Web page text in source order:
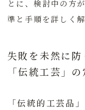
とに、検討中の方
準と手順を詳しく解
失敗を未然に
「伝統工芸」
「伝統的工芸品